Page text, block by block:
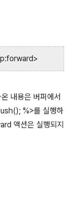
내용은 버퍼에서
%>를 실행하
액션은 실행되지